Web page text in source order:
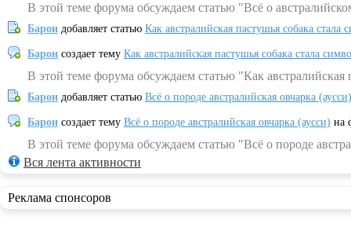
В этой теме форума обсуждаем статью "Всё о
Барон добавляет статью Как австралийская пастушья собака
Барон создает тему Как австралийская пастушья собака стала
В этой теме форума обсуждаем статью "Как
Барон добавляет статью Всё о породе австралийская овчарка (аусси)
Барон создает тему Всё о породе австралийская овчарка (аусси) на
В этой теме форума обсуждаем статью "Всё о породе
Вся лента активности
Реклама спонсоров